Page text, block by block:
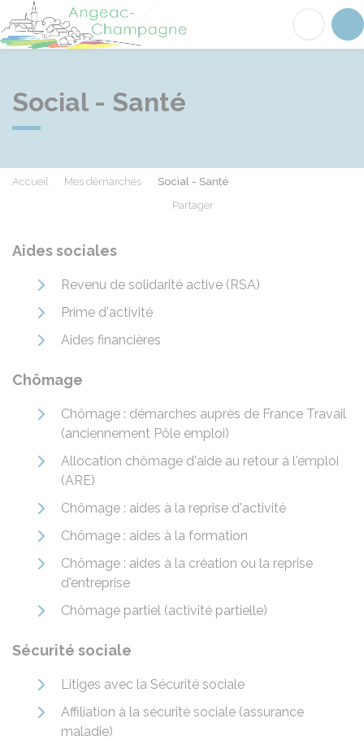
Angeac-Champagne
Social - Santé
Accueil Mes démarches
Social - Santé
Partager
Aides sociales
Revenu de solidarité active (RSA)
Prime d'activité
Aides financières
Chômage
Chômage : démarches auprès de France Travail
(anciennement Pôle emploi)
Allocation chômage d'aide au retour à l'emploi
(ARE)
Chômage : aides à la reprise d'activité
Chômage : aides à la formation
Chômage : aides à la création ou la reprise
d'entreprise
Chômage partiel (activité partielle)
Sécurité sociale
Litiges avec la Sécurité sociale
Affiliation à la sécurité sociale (assurance
maladie)